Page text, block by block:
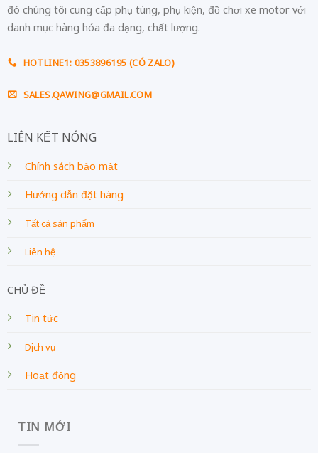
đó chúng tôi cung cấp phụ tùng, phụ kiện, đồ chơi xe motor với
danh mục hàng hóa đa dạng, chất lượng.
HOTLINE1: 0353896195 (CÓ ZALO)
SALES.QAWING@GMAIL.COM
LIÊN KẾT NÓNG
Chính sách bảo mật
Hướng dẫn đặt hàng
Tất cả sản phẩm
Liên hệ
CHỦ ĐỀ
Tin tức
Dịch vụ
Hoạt động
TIN MỚI